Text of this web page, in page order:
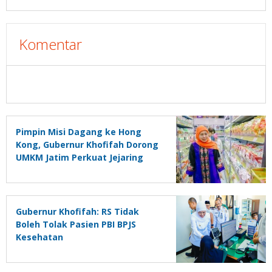
Komentar
Pimpin Misi Dagang ke Hong
Kong, Gubernur Khofifah Dorong
UMKM Jatim Perkuat Jejaring
Gubernur Khofifah: RS Tidak
Boleh Tolak Pasien PBI BPJS
Kesehatan